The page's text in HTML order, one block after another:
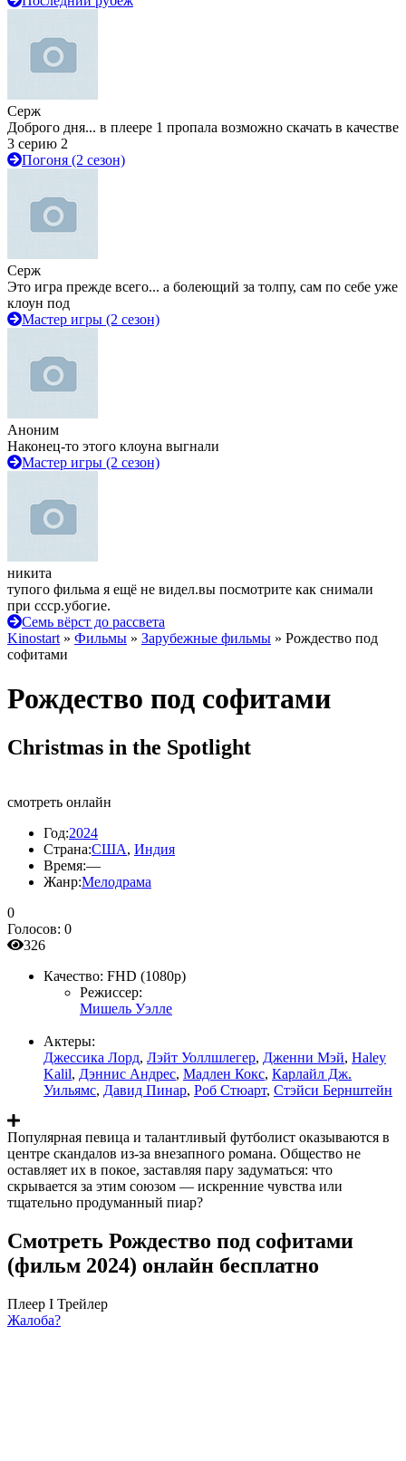
Серж
Доброго дня... в плеере 1 пропала возможно скачать в качестве
3 серию 2
Погоня (2 сезон)
Серж
Это игра прежде всего... а болеющий за толпу, сам по себе уже
клоун под
Мастер игры (2 сезон)
Аноним
Наконец-то этого клоуна выгнали
Мастер игры (2 сезон)
никита
тупого фильма я ещё не видел.вы посмотрите как снимали
при ссср.убогие.
Семь вёрст до рассвета
Kinostart » Фильмы » Зарубежные фильмы » Рождество под
софитами
Рождество под софитами
Christmas in the Spotlight
смотреть онлайн
Год:2024
Страна:США, Индия
Время:—
Жанр:Мелодрама
0
Голосов: 0
326
Качество: FHD (1080p)
Режиссер:
Мишель Уэлле
Актеры:
Джессика Лорд, Лэйт Уоллшлегер, Дженни Мэй, Haley
Kalil, Дэннис Андрес, Мадлен Кокс, Карлайл Дж.
Уильямс, Давид Пинар, Роб Стюарт, Стэйси Бернштейн
Популярная певица и талантливый футболист оказываются в
центре скандалов из-за внезапного романа. Общество не
оставляет их в покое, заставляя пару задуматься: что
скрывается за этим союзом — искренние чувства или
тщательно продуманный пиар?
Смотреть Рождество под софитами
(фильм 2024) онлайн бесплатно
Плеер I Трейлер
Жалоба?